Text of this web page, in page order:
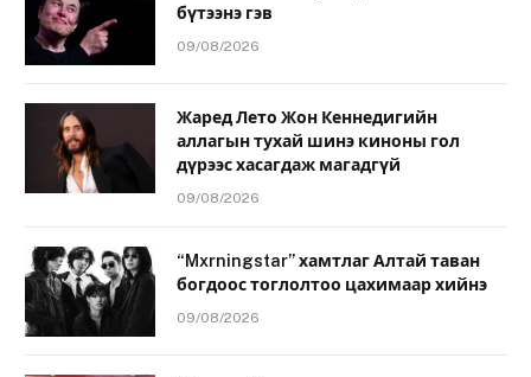
бүтээнэ гэв
09/08/2026
Жаред Лето Жон Кеннедигийн
аллагын тухай шинэ киноны гол
дүрээс хасагдаж магадгүй
09/08/2026
“Mxrningstar” хамтлаг Алтай таван
богдоос тоглолтоо цахимаар хийнэ
09/08/2026